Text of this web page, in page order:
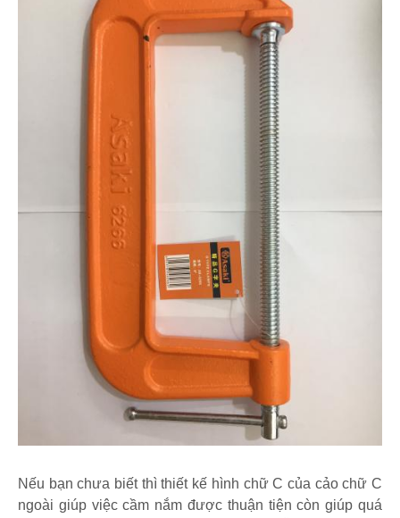
Nếu bạn chưa biết thì thiết kế hình chữ C của cảo chữ C
ngoài giúp việc cầm nắm được thuận tiện còn giúp quá